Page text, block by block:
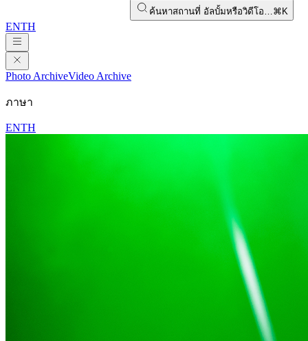
ค้นหาสถานที่ อัลบั้มหรือวิดีโอ…⌘K
ENTH
Photo ArchiveVideo Archive
ภาษา
ENTH